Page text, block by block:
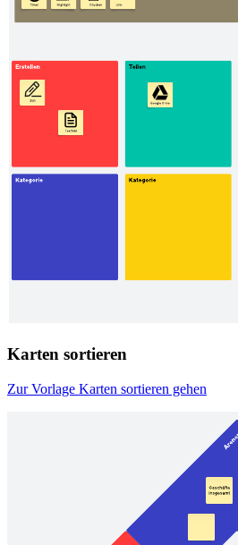
Karten sortieren
Zur Vorlage Karten sortieren gehen